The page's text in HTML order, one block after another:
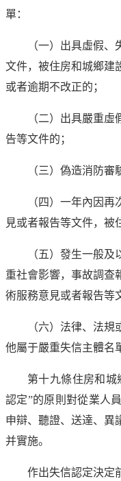
單：
（一）出具虛假
文件，被住房和城鄉建
或者逾期不改正的；
（二）出具嚴重
告等文件的；
（三）偽造消防審
（四）一年內因
見或者報告等文件，被
（五）發生一般
重社會影響，事故調查
術服務意見或者報告等
（六）法律、法
他屬于嚴重失信主體名
第十九條住房和城
認定”的原則對從業人
申辯、聽證、送達、異
并實施。
作出失信認定決定